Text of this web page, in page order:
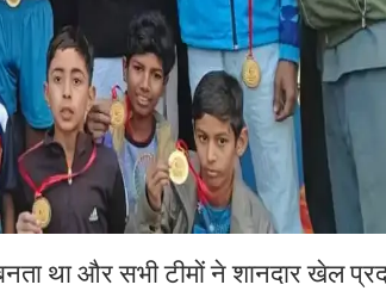
था और सभी टीमों ने शानदार खेल